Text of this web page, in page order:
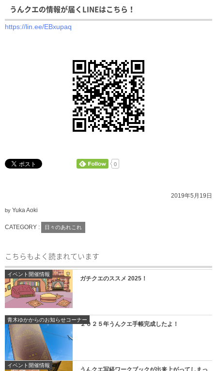
うんクエの情報が届くLINEはこちら！
https://lin.ee/EBxupaq
0
2019年5月19日
by Yuka Aoki
CATEGORY : 日々のあれこれ
こちらもよく読まれています
イベント開催情報
ガチクエのススメ 2025！
青木ゆかからのお知らせコーナー
２０２５年うんクエ手帳完成したよ！
イベント開催情報
うんクエ写経ワークブックが出来上がってしまっ